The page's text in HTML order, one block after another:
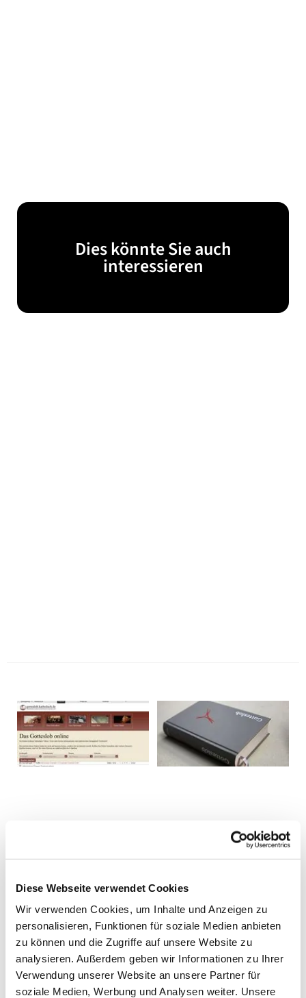
Diese Webseite verwendet Cookies
Wir verwenden Cookies, um Inhalte und Anzeigen zu
personalisieren, Funktionen für soziale Medien anbieten
zu können und die Zugriffe auf unsere Website zu
analysieren. Außerdem geben wir Informationen zu Ihrer
Verwendung unserer Website an unsere Partner für
soziale Medien, Werbung und Analysen weiter. Unsere
Dies könnte Sie auch
interessieren